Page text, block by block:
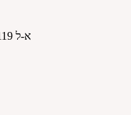
Теилим на сегодня – 25 Ава: главы 119 א-ל